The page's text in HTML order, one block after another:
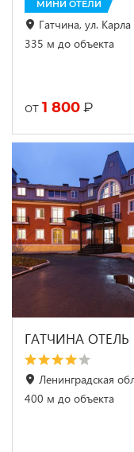
МИНИ ОТЕЛИ
Гатчина, ул.
335 м до объекта
от 1 800 ₽
ГАТЧИНА ОТЕЛЬ
Ленинградская
400 м до объекта